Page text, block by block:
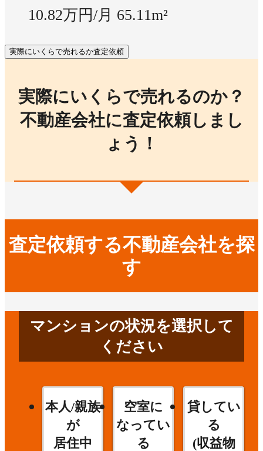
10.82万円/月 65.11m²
実際にいくらで売れるか査定依頼
実際にいくらで売れるのか？
不動産会社に査定依頼しまし
ょう！
査定依頼する不動産会社を探
す
マンションの状況を選択して
ください
本人/親族
が
居住中
空室に
なってい
る
貸してい
る
(収益物